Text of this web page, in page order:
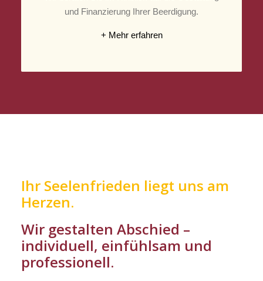
und Finanzierung Ihrer Beerdigung.
+ Mehr erfahren
Ihr Seelenfrieden liegt uns am
Herzen.
Wir gestalten Abschied –
individuell, einfühlsam und
professionell.